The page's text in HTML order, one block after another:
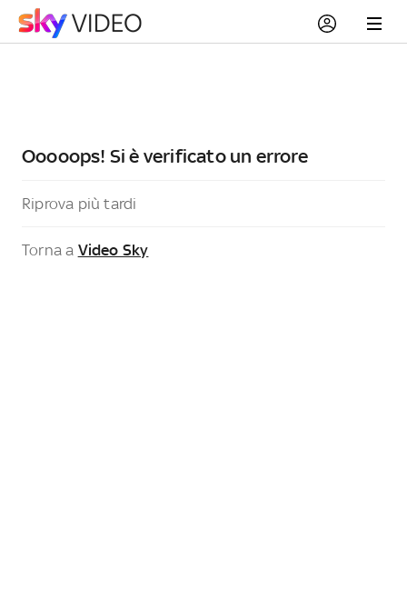
Ooooops! Si è verificato un errore
Riprova più tardi
Torna a Video Sky